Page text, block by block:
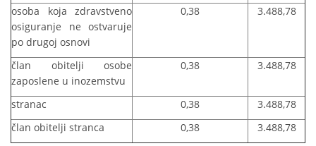
osoba koja zdravstveno
osiguranje ne ostvaruje
po drugoj osnovi
0,38 3.488,78
član obitelji osobe
zaposlene u inozemstvu
0,38 3.488,78
stranac 0,38
3.488,78
član obitelji stranca
0,38 3.488,78